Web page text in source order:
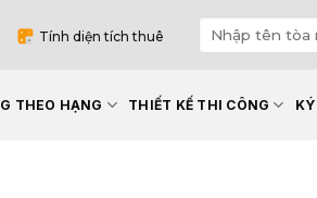
Tính diện tích thuê
THEO HẠNG THIẾT KẾ THI CÔNG